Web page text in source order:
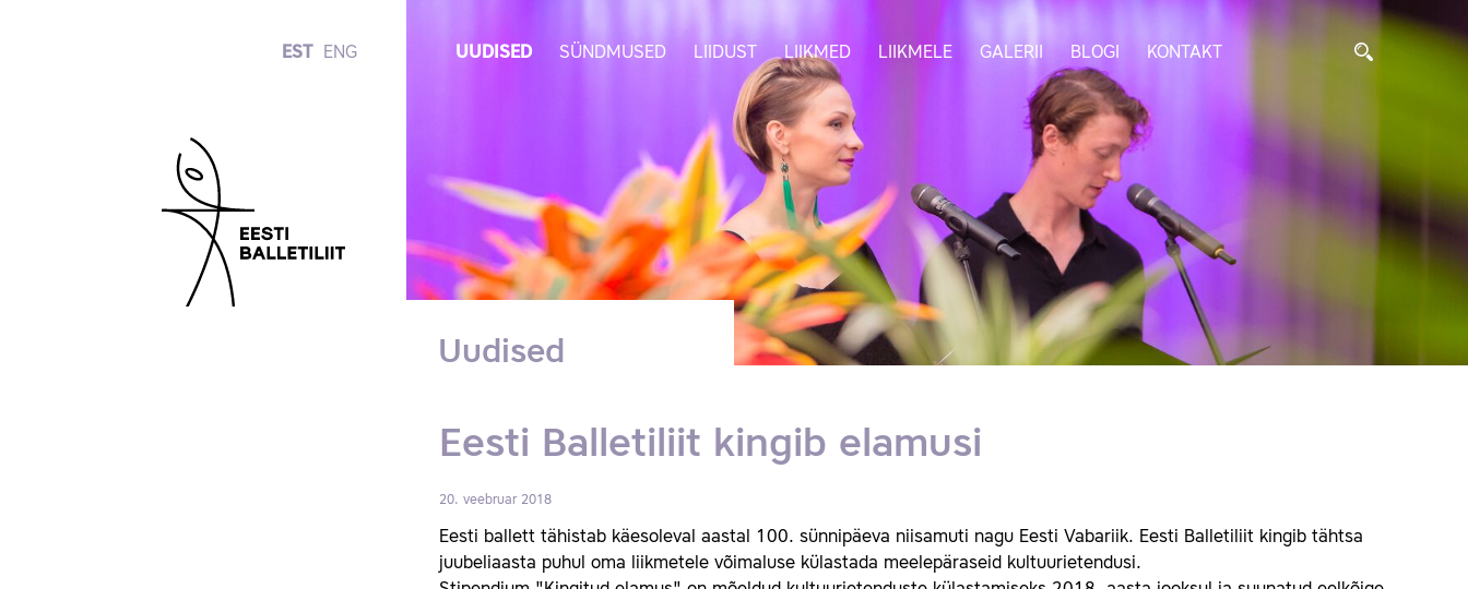
EST ENG UUDISED SÜNDMUSED LIIDUST LIIKMED LIIKMELE GALERII BLOGI KONTAKT
Uudised
Eesti Balletiliit kingib elamusi
20. veebruar 2018
Eesti ballett tähistab käesoleval aastal 100. sünnipäeva niisamuti nagu Eesti Vabariik. Eesti Balletiliit kingib tähtsa
juubeliaasta puhul oma liikmetele võimaluse külastada meelepäraseid kultuurietendusi.